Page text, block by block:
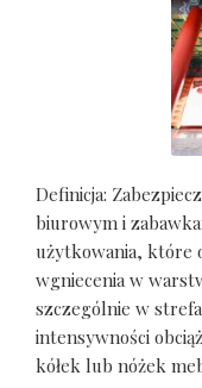
Definicja:
biurowym i
użytkowania, które
wgniecenia w
szczególnie w
intensywności
kółek lub nóżek